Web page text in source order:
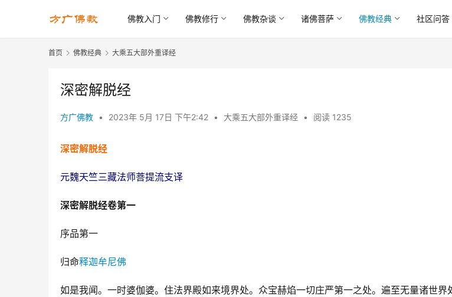
佛教入门 佛教修行 佛教杂谈 诸佛菩萨 佛教经典 社区问答
首页 佛教经典 大乘五大部外重译经
深密解脱经
方广佛教 • 2023年 5月 17日 下午2:42 • 大乘五大部外重译经 • 阅读 1235
深密解脱经
元魏天竺三藏法师菩提流支译
深密解脱经卷第一
序品第一
归命释迦牟尼佛
如是我闻。一时婆伽婆。住法界殿如来境界处。众宝赫焰一切庄严第一之处。遍至无量诸世